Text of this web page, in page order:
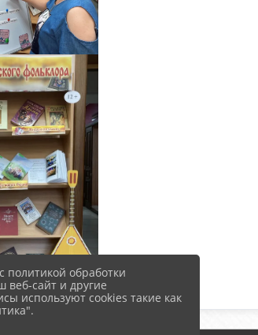
политикой обработки
веб-сайт и другие
используют cookies такие как